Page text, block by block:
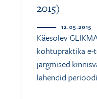
2015)
12.05.2015
Käesolev
kohtupraktika
järgmised
lahendid